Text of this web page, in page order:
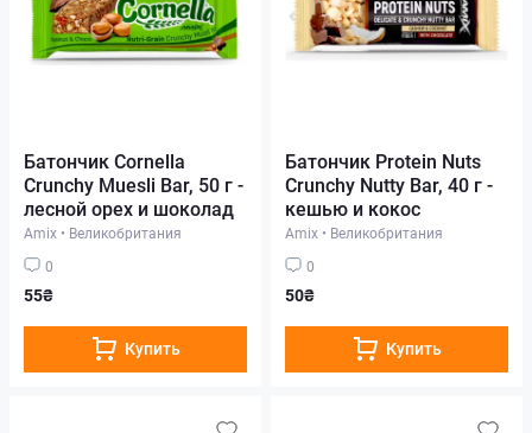
Батончик Cornella
Crunchy Muesli Bar, 50 г -
лесной орех и шоколад
Amix • Великобритания
0
55₴
Купить
Батончик Protein Nuts
Crunchy Nutty Bar, 40 г -
кешью и кокос
Amix • Великобритания
0
50₴
Купить